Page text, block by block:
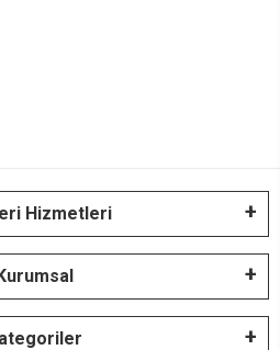
Hizmetleri
Kurumsal